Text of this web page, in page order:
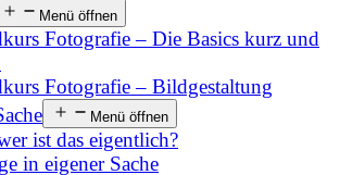
Menü öffnen
Fotografie – Die Basics kurz und
Fotografie – Bildgestaltung
Menü öffnen
ist das eigentlich?
in eigener Sache